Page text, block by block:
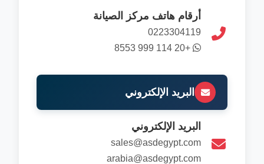
أرقام هاتف مركز الصيانة
0223304119
+20 114 999 8553
البريد الإلكتروني
البريد الإلكتروني
sales@asdegypt.com
arabia@asdegypt.com